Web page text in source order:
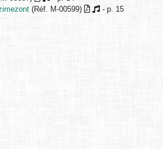
(Réf. M-00599) - p. 15